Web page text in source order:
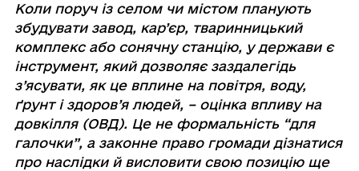
Коли поруч із селом чи містом планують
збудувати завод, кар’єр, тваринницький
комплекс або сонячну станцію, у держави є
інструмент, який дозволяє заздалегідь
з’ясувати, як це вплине на повітря, воду,
ґрунт і здоров’я людей, – оцінка впливу на
довкілля (ОВД). Це не формальність “для
галочки”, а законне право громади дізнатися
про наслідки й висловити свою позицію ще